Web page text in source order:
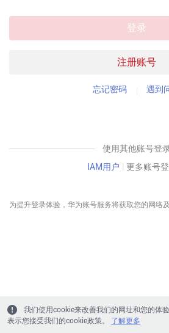
注册账号
登录
忘记密码 遇到
使用其他账号登
IAM用户 | 更多账号
为提升登录体验，华为账号服务将获取您的网络及
我们使用cookie来改善我们的网址和您的体
表示您接受我们的cookie政策。
了解更多